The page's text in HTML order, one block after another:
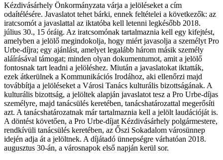
Kézdivásárhely Önkormányzata várja a jelöléseket a cím
odaítélésére. Javaslatot tehet bárki, ennek feltételei a következők: az
iratcsomót a javaslattal az iktatóba kell letenni legkésőbb 2018.
július 30., 15 óráig. Az iratcsomónak tartalmaznia kell egy kifejtést,
amelyben a jelölő megindokolja, hogy miért javasolja a személyt Pro
Urbe-díjra; egy ajánlást, amelyet legalább három másik személy
aláírásával támogat; minden olyan dokumentumot, amit a jelölő
fontosnak tart leadni a jelöléshez. Miután a javaslatokat iktatták,
ezek átkerülnek a Kommunikációs Irodához, aki ellenőrzi majd
továbbítja a jelöléseket a Városi Tanács kulturális bizottságának. A
kulturális bizottság, a jelöltek alapján javaslatot tesz a Pro Urbe-díjas
személyre, majd tanácsülés keretében, tanácshatározattal megerősíti
azt. A tanácshatározatnak már tartalmaznia kell a jelölt laudációját is.
A döntést követően, a Pro Urbe-díjat Kézdivásárhely polgármestere,
rendkívüli tanácsülés keretében, az Őszi Sokadalom városünnep
idején adja át a jelöltnek. A díjátadó ünnepségre várhatóan 2018.
augusztus 30-án, a városnapok első napján kerül sor.